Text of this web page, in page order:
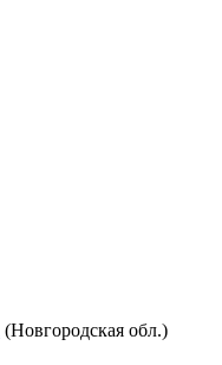
(Новгородская обл.)